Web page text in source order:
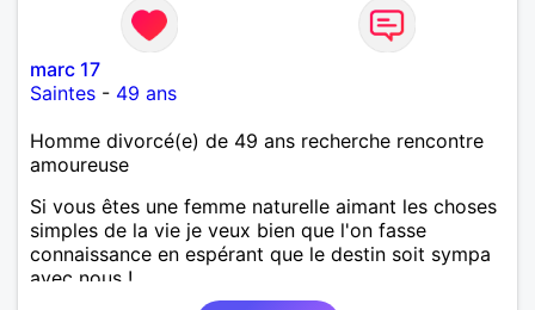
marc 17
Saintes - 49 ans
Homme divorcé(e) de 49 ans recherche rencontre
amoureuse
Si vous êtes une femme naturelle aimant les choses
simples de la vie je veux bien que l'on fasse
connaissance en espérant que le destin soit sympa
avec nous !